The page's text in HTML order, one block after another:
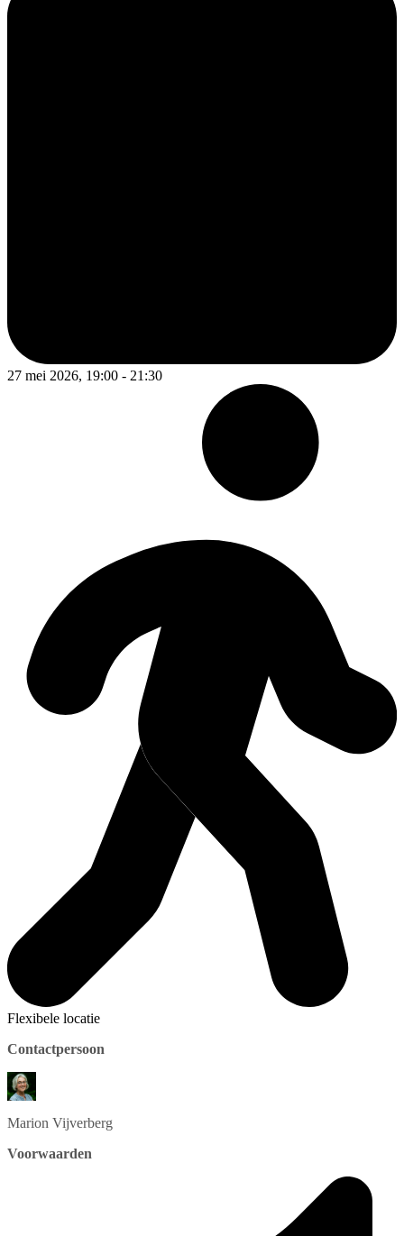
27 mei 2026, 19:00 - 21:30
Flexibele locatie
Contactpersoon
Marion Vijverberg
Voorwaarden